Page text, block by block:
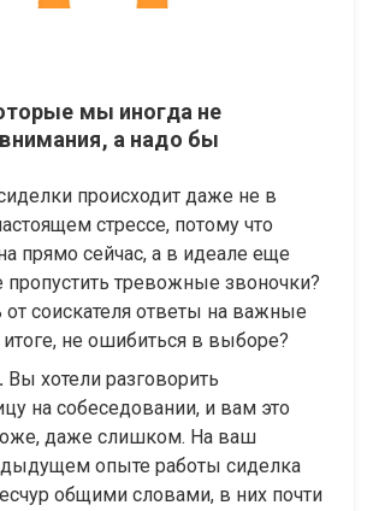
мы иногда не
а надо бы
происходит даже не в
стрессе, потому что
прямо сейчас, а в идеале еще
пропустить тревожные звоночки?
от соискателя ответы на важные
не ошибиться в выборе?
Вы хотели разговорить
на собеседовании, и вам это
даже слишком. На ваш
опыте работы сиделка
общими словами, в них почти